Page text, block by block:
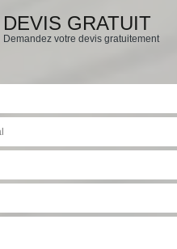
DEVIS GRATUIT
Demandez votre devis gratuitement